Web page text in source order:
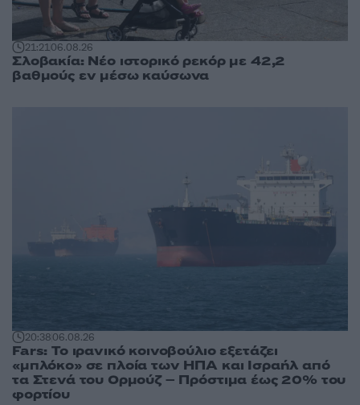
21:2106.08.26
Σλοβακία: Νέο ιστορικό ρεκόρ με 42,2
βαθμούς εν μέσω καύσωνα
20:3806.08.26
Fars: Το ιρανικό κοινοβούλιο εξετάζει
«μπλόκο» σε πλοία των ΗΠΑ και Ισραήλ από
τα Στενά του Ορμούζ – Πρόστιμα έως 20% του
φορτίου